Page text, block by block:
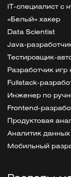
IT-специалист с
«Белый» хакер
Data Scientist
Java-
Тестировщик-
Разработчик игр
Fullstack-
Инженер по
Frontend-
Продуктовая
Аналитик данных
Мобильный